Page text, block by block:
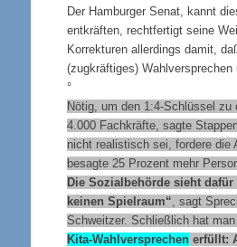
Der Hamburger Senat, kannt
entkräften, rechtfertigt seine
Korrekturen allerdings damit,
(zugkräftiges) Wahlversprechen
°
Nötig, um den 1:4-Schlüssel zu
4.000 Fachkräfte, sagte
nicht realistisch sei, fordere die
besagte 25 Prozent mehr
Die Sozialbehörde sieht dafür
keinen Spielraum“ , sagt
Schweitzer. Schließlich hat man
Kita-Wahlversprechenerfüllt: